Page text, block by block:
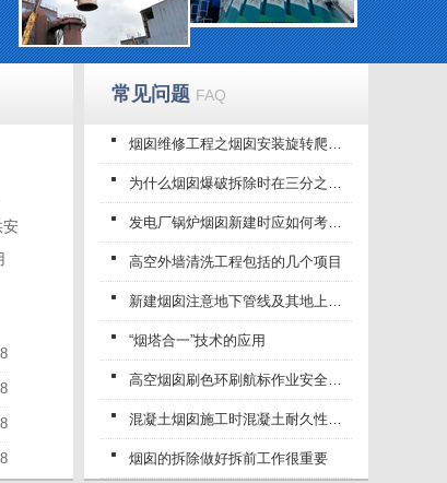
安
常见问题 FAQ
烟囱维修工程之烟囱安装旋转爬梯和监测平台
为什么烟囱爆破拆除时在三分之一处折断?
发电厂锅炉烟囱新建时应如何考虑在锅炉的温
高空外墙清洗工程包括的几个项目
新建烟囱注意地下管线及其地上地下设施的加
“烟塔合一”技术的应用
高空烟囱刷色环刷航标作业安全规程
混凝土烟囱施工时混凝土耐久性和抗渗性能介
烟囱的拆除做好拆前工作很重要